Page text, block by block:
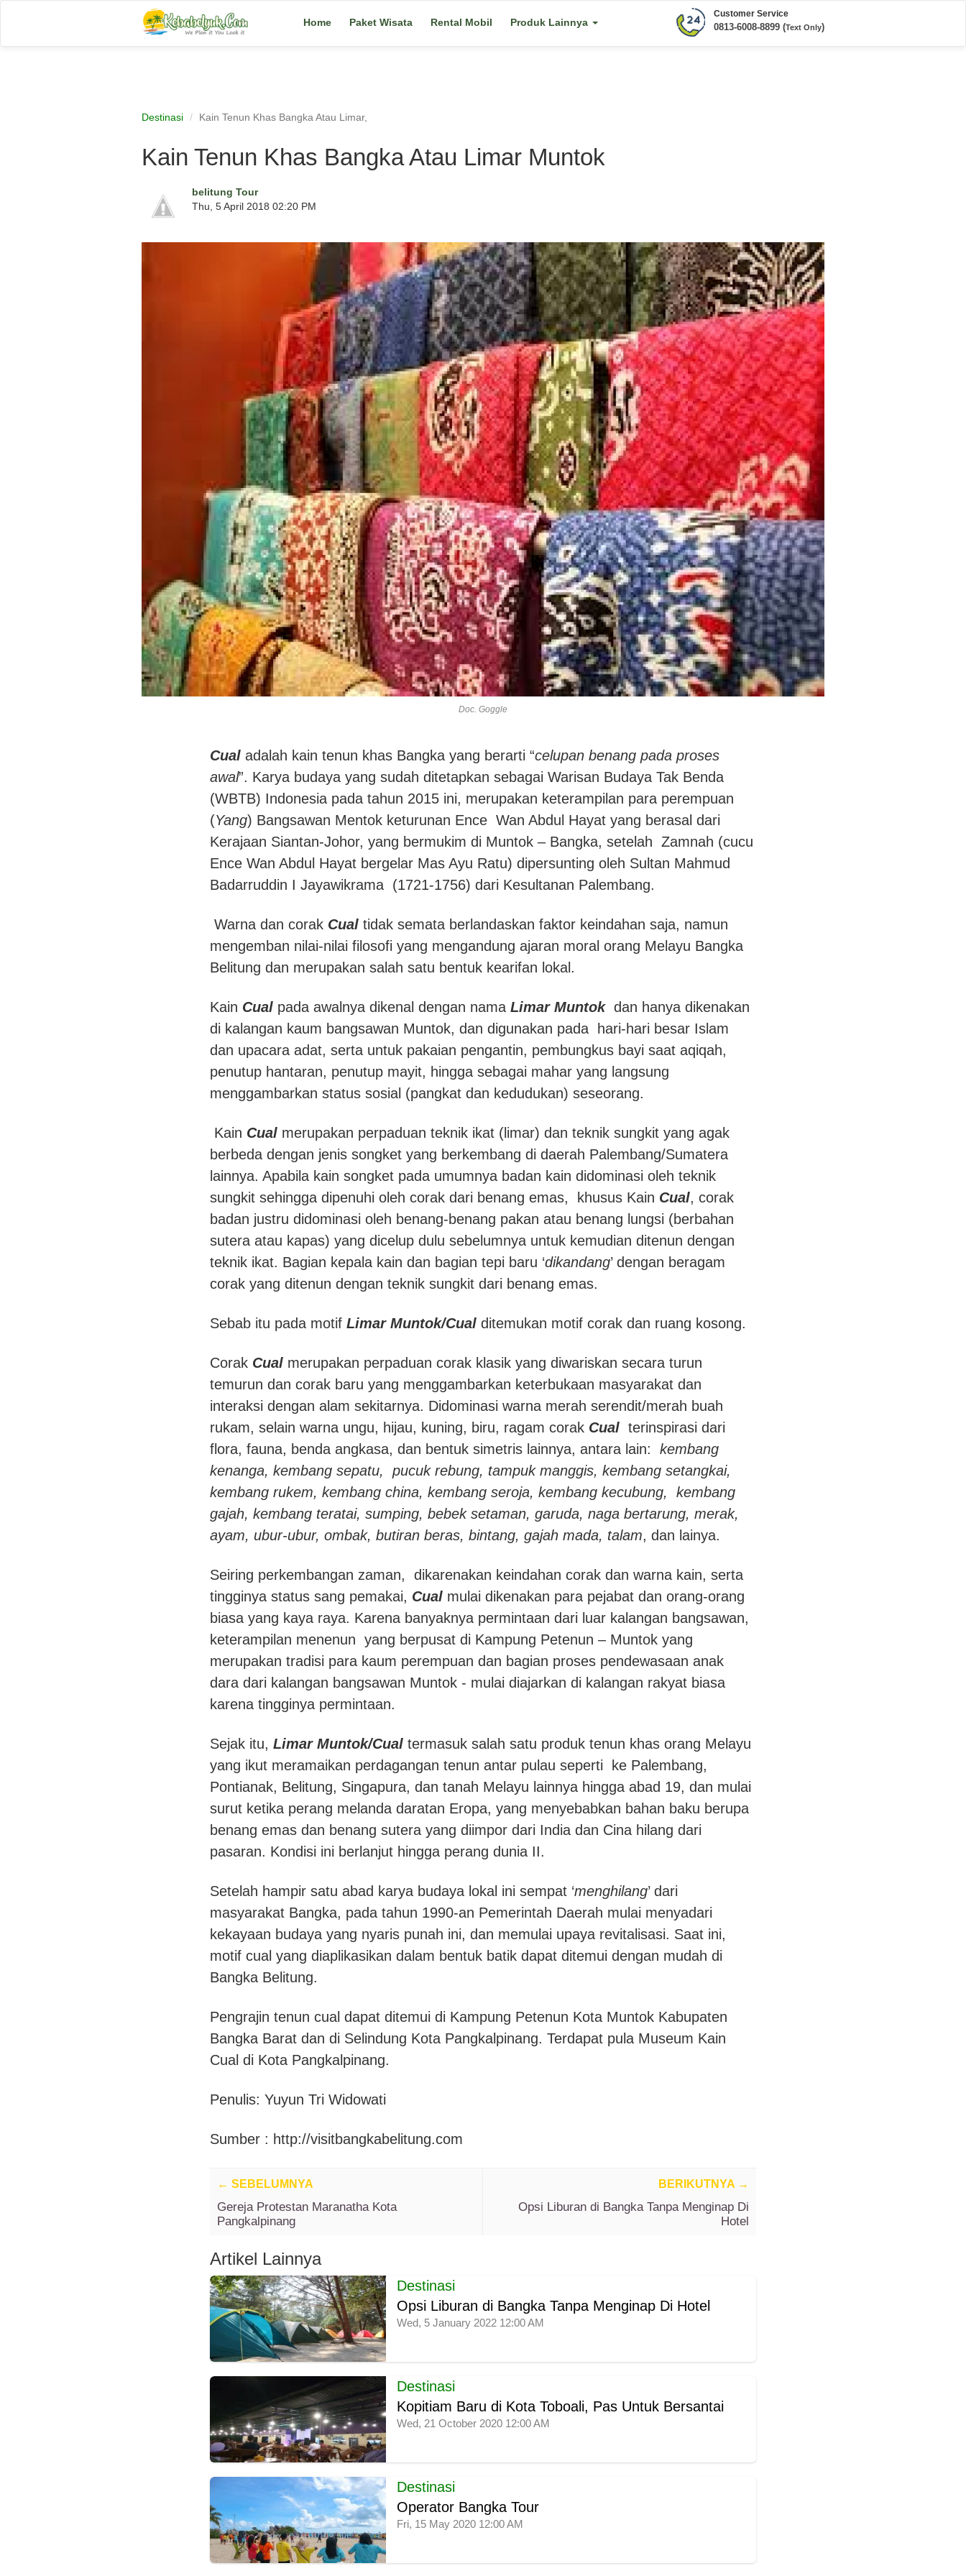
Home Paket Wisata Rental Mobil Produk Lainnya
Customer Service
0813-6008-8899 (Text Only)
Destinasi Kain Tenun Khas Bangka Atau Limar,
Kain Tenun Khas Bangka Atau Limar Muntok
belitung Tour
Thu, 5 April 2018 02:20 PM
Doc. Goggle
Cual adalah kain tenun khas Bangka yang berarti “celupan benang pada proses
awal”. Karya budaya yang sudah ditetapkan sebagai Warisan Budaya Tak Benda
(WBTB) Indonesia pada tahun 2015 ini, merupakan keterampilan para perempuan
(Yang) Bangsawan Mentok keturunan Ence Wan Abdul Hayat yang berasal dari
Kerajaan Siantan-Johor, yang bermukim di Muntok – Bangka, setelah Zamnah (cucu
Ence Wan Abdul Hayat bergelar Mas Ayu Ratu) dipersunting oleh Sultan Mahmud
Badarruddin I Jayawikrama (1721-1756) dari Kesultanan Palembang.
Warna dan corak Cual tidak semata berlandaskan faktor keindahan saja, namun
mengemban nilai-nilai filosofi yang mengandung ajaran moral orang Melayu Bangka
Belitung dan merupakan salah satu bentuk kearifan lokal.
Kain Cual pada awalnya dikenal dengan nama Limar Muntokdan hanya dikenakan
di kalangan kaum bangsawan Muntok, dan digunakan pada hari-hari besar Islam
dan upacara adat, serta untuk pakaian pengantin, pembungkus bayi saat aqiqah,
penutup hantaran, penutup mayit, hingga sebagai mahar yang langsung
menggambarkan status sosial (pangkat dan kedudukan) seseorang.
Kain Cual merupakan perpaduan teknik ikat (limar) dan teknik sungkit yang agak
berbeda dengan jenis songket yang berkembang di daerah Palembang/Sumatera
lainnya. Apabila kain songket pada umumnya badan kain didominasi oleh teknik
sungkit sehingga dipenuhi oleh corak dari benang emas, khusus Kain Cual, corak
badan justru didominasi oleh benang-benang pakan atau benang lungsi (berbahan
sutera atau kapas) yang dicelup dulu sebelumnya untuk kemudian ditenun dengan
teknik ikat. Bagian kepala kain dan bagian tepi baru ‘dikandang’ dengan beragam
corak yang ditenun dengan teknik sungkit dari benang emas.
Sebab itu pada motif Limar Muntok/Cual ditemukan motif corak dan ruang kosong.
Corak Cual merupakan perpaduan corak klasik yang diwariskan secara turun
temurun dan corak baru yang menggambarkan keterbukaan masyarakat dan
interaksi dengan alam sekitarnya. Didominasi warna merah serendit/merah buah
rukam, selain warna ungu, hijau, kuning, biru, ragam corak Cual terinspirasi dari
flora, fauna, benda angkasa, dan bentuk simetris lainnya, antara lain: kembang
kenanga, kembang sepatu, pucuk rebung, tampuk manggis, kembang setangkai,
kembang rukem, kembang china, kembang seroja, kembang kecubung, kembang
gajah, kembang teratai, sumping, bebek setaman, garuda, naga bertarung, merak,
ayam, ubur-ubur, ombak, butiran beras, bintang, gajah mada, talam, dan lainya.
Seiring perkembangan zaman, dikarenakan keindahan corak dan warna kain, serta
tingginya status sang pemakai, Cual mulai dikenakan para pejabat dan orang-orang
biasa yang kaya raya. Karena banyaknya permintaan dari luar kalangan bangsawan,
keterampilan menenun yang berpusat di Kampung Petenun – Muntok yang
merupakan tradisi para kaum perempuan dan bagian proses pendewasaan anak
dara dari kalangan bangsawan Muntok - mulai diajarkan di kalangan rakyat biasa
karena tingginya permintaan.
Sejak itu, Limar Muntok/Cual termasuk salah satu produk tenun khas orang Melayu
yang ikut meramaikan perdagangan tenun antar pulau seperti ke Palembang,
Pontianak, Belitung, Singapura, dan tanah Melayu lainnya hingga abad 19, dan mulai
surut ketika perang melanda daratan Eropa, yang menyebabkan bahan baku berupa
benang emas dan benang sutera yang diimpor dari India dan Cina hilang dari
pasaran. Kondisi ini berlanjut hingga perang dunia II.
Setelah hampir satu abad karya budaya lokal ini sempat ‘menghilang’ dari
masyarakat Bangka, pada tahun 1990-an Pemerintah Daerah mulai menyadari
kekayaan budaya yang nyaris punah ini, dan memulai upaya revitalisasi. Saat ini,
motif cual yang diaplikasikan dalam bentuk batik dapat ditemui dengan mudah di
Bangka Belitung.
Pengrajin tenun cual dapat ditemui di Kampung Petenun Kota Muntok Kabupaten
Bangka Barat dan di Selindung Kota Pangkalpinang. Terdapat pula Museum Kain
Cual di Kota Pangkalpinang.
Penulis: Yuyun Tri Widowati
Sumber : http://visitbangkabelitung.com
← SEBELUMNYA
Gereja Protestan Maranatha Kota
Pangkalpinang
BERIKUTNYA →
Opsi Liburan di Bangka Tanpa Menginap Di
Hotel
Artikel Lainnya
Destinasi
Opsi Liburan di Bangka Tanpa Menginap Di Hotel
Wed, 5 January 2022 12:00 AM
Destinasi
Kopitiam Baru di Kota Toboali, Pas Untuk Bersantai
Wed, 21 October 2020 12:00 AM
Destinasi
Operator Bangka Tour
Fri, 15 May 2020 12:00 AM